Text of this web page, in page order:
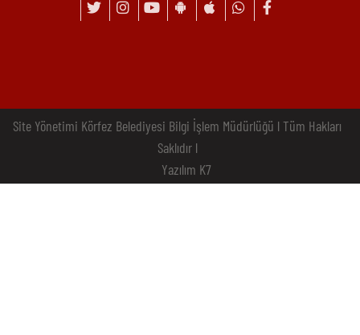
Site Yönetimi Körfez Belediyesi Bilgi İşlem Müdürlüğü l Tüm Hakları
Saklıdır l
Yazılım K7